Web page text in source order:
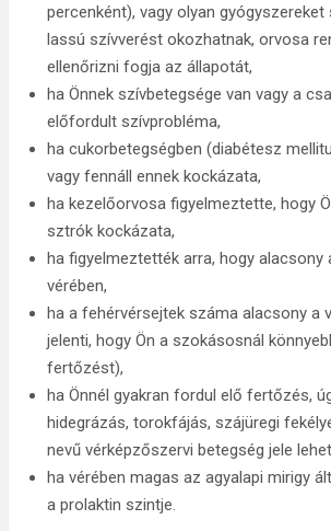
percenként), vagy olyan gyógyszereket
lassú szívverést okozhatnak, orvosa
ellenőrizni fogja az állapotát,
ha Önnek szívbetegsége van vagy a
előfordult szívprobléma,
ha cukorbetegségben (diabétesz
vagy fennáll ennek kockázata,
ha kezelőorvosa figyelmeztette, hogy
sztrók kockázata,
ha figyelmeztették arra, hogy alacsony
vérében,
ha a fehérvérsejtek száma alacsony a
jelenti, hogy Ön a szokásosnál
fertőzést),
ha Önnél gyakran fordul elő fertőzés,
hidegrázás, torokfájás, szájüregi
nevű vérképzőszervi betegség jele
ha vérében magas az agyalapi mirigy
a prolaktin szintje.